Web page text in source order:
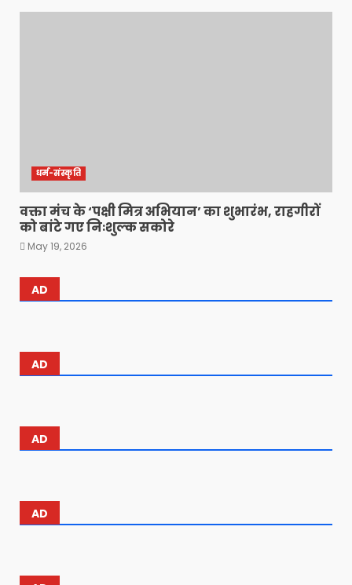
धर्म-संस्कृति
वक्ता मंच के ‘पक्षी मित्र अभियान’ का शुभारंभ, राहगीरों
को बांटे गए निःशुल्क सकोरे
May 19, 2026
AD
AD
AD
AD